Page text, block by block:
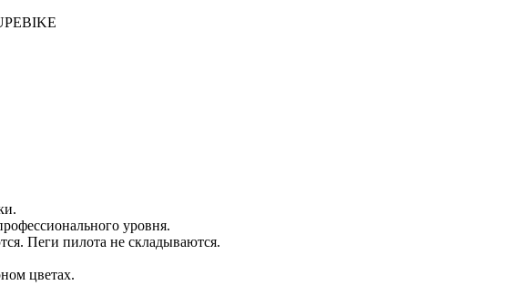
уровня.
Пеги пилота не складываются.
цветах.